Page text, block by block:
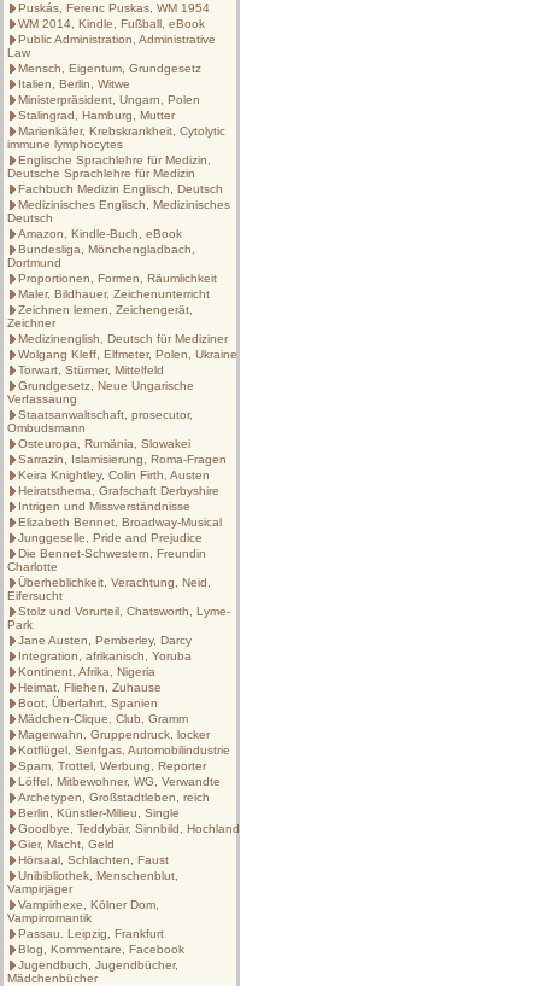
Puskás, Ferenc Puskas, WM 1954
WM 2014, Kindle, Fußball, eBook
Public Administration, Administrative
Law
Mensch, Eigentum, Grundgesetz
Italien, Berlin, Witwe
Ministerpräsident, Ungarn, Polen
Stalingrad, Hamburg, Mutter
Marienkäfer, Krebskrankheit, Cytolytic
immune lymphocytes
Englische Sprachlehre für Medizin,
Deutsche Sprachlehre für Medizin
Fachbuch Medizin Englisch, Deutsch
Medizinisches Englisch, Medizinisches
Deutsch
Amazon, Kindle-Buch, eBook
Bundesliga, Mönchengladbach,
Dortmund
Proportionen, Formen, Räumlichkeit
Maler, Bildhauer, Zeichenunterricht
Zeichnen lernen, Zeichengerät,
Zeichner
Medizinenglish, Deutsch für Mediziner
Wolgang Kleff, Elfmeter, Polen, Ukraine
Torwart, Stürmer, Mittelfeld
Grundgesetz, Neue Ungarische
Verfassaung
Staatsanwaltschaft, prosecutor,
Ombudsmann
Osteuropa, Rumänia, Slowakei
Sarrazin, Islamisierung, Roma-Fragen
Keira Knightley, Colin Firth, Austen
Heiratsthema, Grafschaft Derbyshire
Intrigen und Missverständnisse
Elizabeth Bennet, Broadway-Musical
Junggeselle, Pride and Prejudice
Die Bennet-Schwestern, Freundin
Charlotte
Überheblichkeit, Verachtung, Neid,
Eifersucht
Stolz und Vorurteil, Chatsworth, Lyme-
Park
Jane Austen, Pemberley, Darcy
Integration, afrikanisch, Yoruba
Kontinent, Afrika, Nigeria
Heimat, Fliehen, Zuhause
Boot, Überfahrt, Spanien
Mädchen-Clique, Club, Gramm
Magerwahn, Gruppendruck, locker
Kotflügel, Senfgas, Automobilindustrie
Spam, Trottel, Werbung, Reporter
Löffel, Mitbewohner, WG, Verwandte
Archetypen, Großstadtleben, reich
Berlin, Künstler-Milieu, Single
Goodbye, Teddybär, Sinnbild, Hochland
Gier, Macht, Geld
Hörsaal, Schlachten, Faust
Unibibliothek, Menschenblut,
Vampirjäger
Vampirhexe, Kölner Dom,
Vampirromantik
Passau. Leipzig, Frankfurt
Blog, Kommentare, Facebook
Jugendbuch, Jugendbücher,
Mädchenbücher